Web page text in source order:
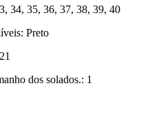
34, 35, 36, 37, 38, 39, 40
Preto
dos solados.: 1